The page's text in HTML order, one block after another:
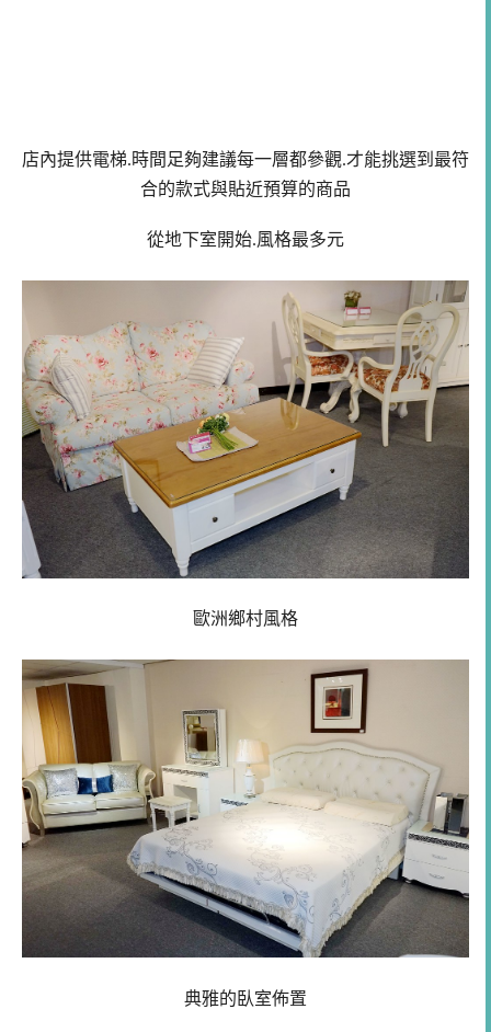
店內提供電梯.時間足夠建議每一層都參觀.才能挑選到最符
合的款式與貼近預算的商品
從地下室開始.風格最多元
歐洲鄉村風格
典雅的臥室佈置